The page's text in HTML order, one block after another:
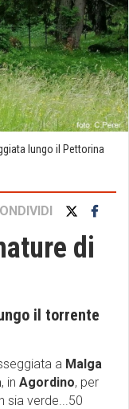
lungo il Pettorina
di
il torrente
a Malga
, in Agordino, per
sia verde...50